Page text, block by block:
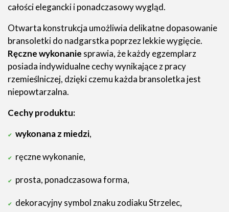
całości elegancki i ponadczasowy wygląd.
Otwarta konstrukcja umożliwia delikatne dopasowanie
bransoletki do nadgarstka poprzez lekkie wygięcie.
Ręczne wykonanie sprawia, że każdy egzemplarz
posiada indywidualne cechy wynikające z pracy
rzemieślniczej, dzięki czemu każda bransoletka jest
niepowtarzalna.
Cechy produktu:
wykonana z miedzi,
ręczne wykonanie,
prosta, ponadczasowa forma,
dekoracyjny symbol znaku zodiaku Strzelec,